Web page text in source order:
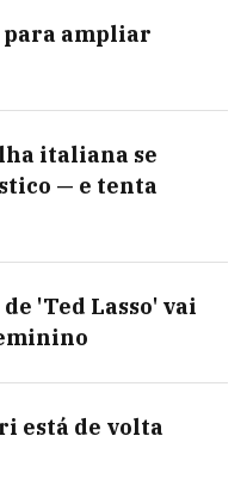
para ampliar
italiana se
— e tenta
'Ted Lasso' vai
está de volta